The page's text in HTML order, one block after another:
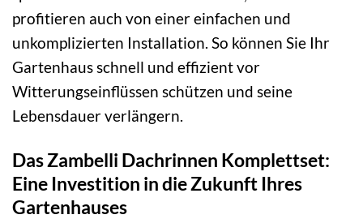
profitieren auch von einer einfachen und
unkomplizierten Installation. So können Sie Ihr
Gartenhaus schnell und effizient vor
Witterungseinflüssen schützen und seine
Lebensdauer verlängern.
Das Zambelli Dachrinnen Komplettset:
Eine Investition in die Zukunft Ihres
Gartenhauses